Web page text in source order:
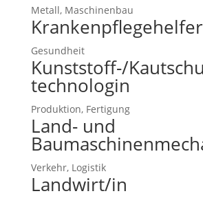
Metall, Maschinenbau
Gesundheit
Kunststoff-/
technologin
Produktion, Fertigung
Land- und
Verkehr, Logistik
Landwirt/in